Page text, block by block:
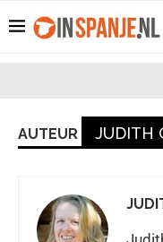
AUTEUR JUDITH